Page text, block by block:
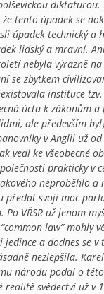
diktaturou.
tento úpadek se
úpadek technický a
lidský a mravní.
nebyla výrazně na
se zbytkem
instituce tzv.
úcta k zákonům
ale především
v Anglii už
vedl ke všeobecné
prakticky v
neproběhlo a
předat svoji moc
Po VŘSR už jenom
law” mohly
jedince a dodnes se v
nezlepšila.
národu podal o
realitě svědectví už v